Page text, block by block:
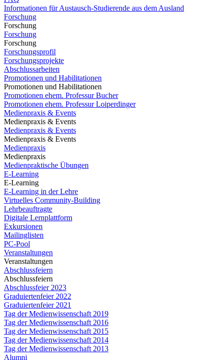
Informationen für Austausch-Studierende aus dem Ausland
Forschung
Forschung
Forschung
Forschung
Forschungsprofil
Forschungsprojekte
Abschlussarbeiten
Promotionen und Habilitationen
Promotionen und Habilitationen
Promotionen ehem. Professur Bucher
Promotionen ehem. Professur Loiperdinger
Medienpraxis & Events
Medienpraxis & Events
Medienpraxis & Events
Medienpraxis & Events
Medienpraxis
Medienpraxis
Medienpraktische Übungen
E-Learning
E-Learning
E-Learning in der Lehre
Virtuelles Community-Building
Lehrbeauftragte
Digitale Lernplattform
Exkursionen
Mailinglisten
PC-Pool
Veranstaltungen
Veranstaltungen
Abschlussfeiern
Abschlussfeiern
Abschlussfeier 2023
Graduiertenfeier 2022
Graduiertenfeier 2021
Tag der Medienwissenschaft 2019
Tag der Medienwissenschaft 2016
Tag der Medienwissenschaft 2015
Tag der Medienwissenschaft 2014
Tag der Medienwissenschaft 2013
Alumni